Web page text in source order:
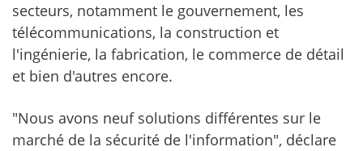
secteurs, notamment le gouvernement, les
télécommunications, la construction et
l'ingénierie, la fabrication, le commerce de détail
et bien d'autres encore.
"Nous avons neuf solutions différentes sur le
marché de la sécurité de l'information", déclare